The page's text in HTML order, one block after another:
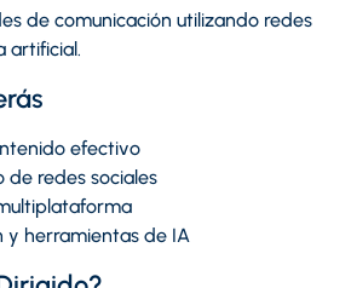
de comunicación utilizando redes
artificial.
efectivo
de redes sociales
y herramientas de IA